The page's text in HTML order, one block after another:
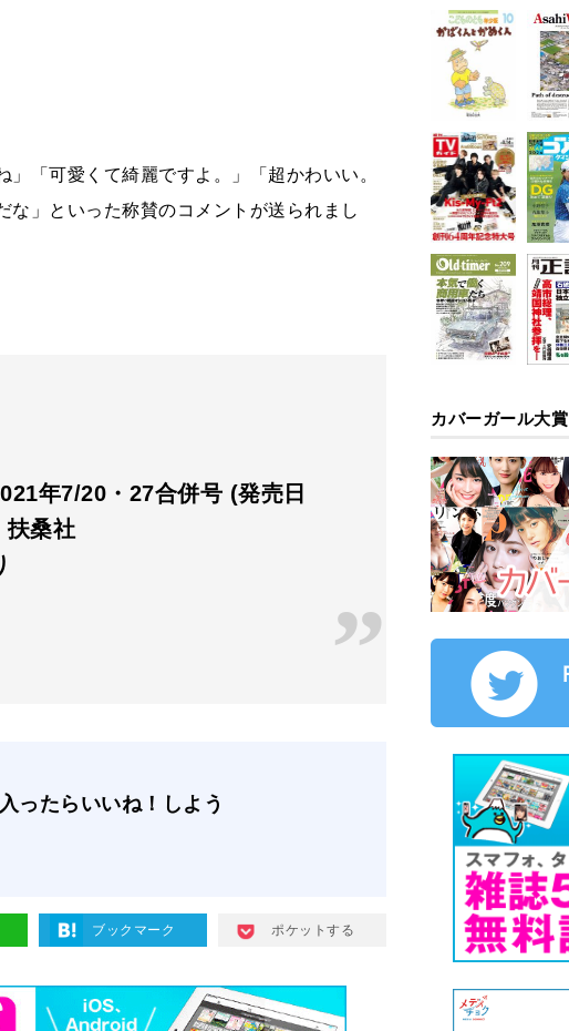
「可愛くて綺麗ですよ。」「超かわいい。
」といった称賛のコメントが送られまし
年7/20・27合併号 (発売日
扶桑社
ったらいいね！しよう
ブックマーク ポケットする
カバーガール大賞